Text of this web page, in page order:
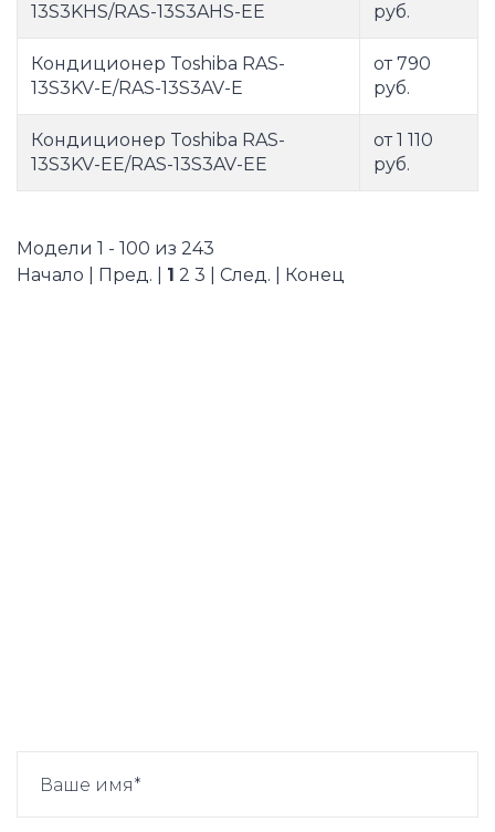
13S3KHS/RAS-13S3AHS-EE
руб.
Кондиционер Toshiba RAS-
13S3KV-E/RAS-13S3AV-E
от 790
руб.
Кондиционер Toshiba RAS-
13S3KV-EE/RAS-13S3AV-EE
от 1 110
руб.
Модели 1 - 100 из 243
Начало | Пред. | 1 2 3 След. Конец